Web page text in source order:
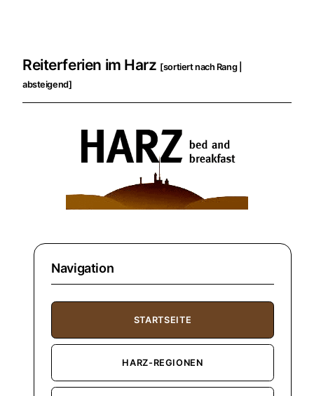
Reiterferien im Harz [sortiert nach Rang |
absteigend]
Navigation
STARTSEITE
HARZ-REGIONEN